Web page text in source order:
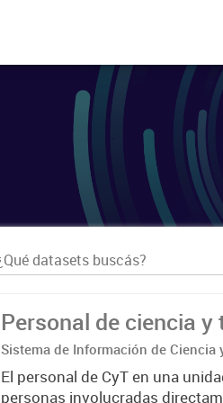
Personal de ciencia
Sistema de Información de Ciencia
El personal de CyT en una
personas involucradas